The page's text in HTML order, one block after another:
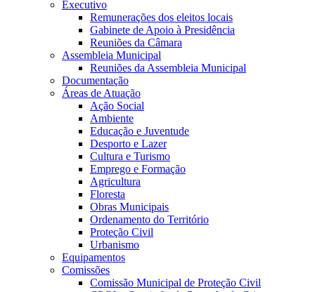
Executivo
Remunerações dos eleitos locais
Gabinete de Apoio à Presidência
Reuniões da Câmara
Assembleia Municipal
Reuniões da Assembleia Municipal
Documentação
Áreas de Atuação
Ação Social
Ambiente
Educação e Juventude
Desporto e Lazer
Cultura e Turismo
Emprego e Formação
Agricultura
Floresta
Obras Municipais
Ordenamento do Território
Proteção Civil
Urbanismo
Equipamentos
Comissões
Comissão Municipal de Proteção Civil